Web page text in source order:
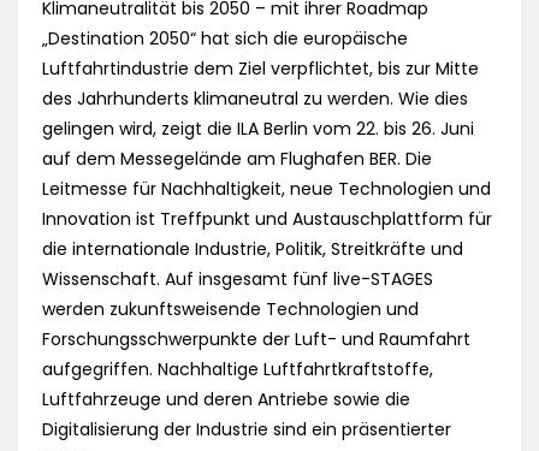
Klimaneutralität bis 2050 – mit ihrer Roadmap
„Destination 2050“ hat sich die europäische
Luftfahrtindustrie dem Ziel verpflichtet, bis zur Mitte
des Jahrhunderts klimaneutral zu werden. Wie dies
gelingen wird, zeigt die ILA Berlin vom 22. bis 26. Juni
auf dem Messegelände am Flughafen BER. Die
Leitmesse für Nachhaltigkeit, neue Technologien und
Innovation ist Treffpunkt und Austauschplattform für
die internationale Industrie, Politik, Streitkräfte und
Wissenschaft. Auf insgesamt fünf live-STAGES
werden zukunftsweisende Technologien und
Forschungsschwerpunkte der Luft- und Raumfahrt
aufgegriffen. Nachhaltige Luftfahrtkraftstoffe,
Luftfahrzeuge und deren Antriebe sowie die
Digitalisierung der Industrie sind ein präsentierter